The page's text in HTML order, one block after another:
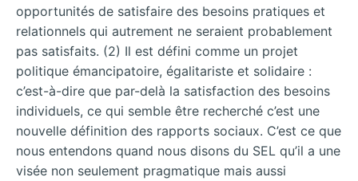
opportunités de satisfaire des besoins pratiques et
relationnels qui autrement ne seraient probablement
pas satisfaits. (2) Il est défini comme un projet
politique émancipatoire, égalitariste et solidaire :
c’est-à-dire que par-delà la satisfaction des besoins
individuels, ce qui semble être recherché c’est une
nouvelle définition des rapports sociaux. C’est ce que
nous entendons quand nous disons du SEL qu’il a une
visée non seulement pragmatique mais aussi